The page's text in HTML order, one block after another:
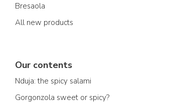
Bresaola
All new products
Our contents
Nduja: the spicy salami
Gorgonzola sweet or spicy?